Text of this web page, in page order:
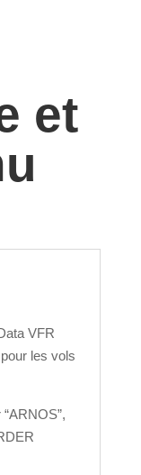
et
VFR
les vols